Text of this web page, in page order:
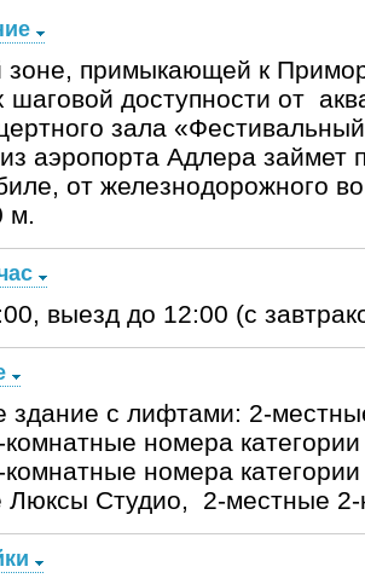
зоне, примыкающей к
шаговой доступности от
зала
аэропорта Адлера займет
от железнодорожного
м.
выезд до 12:00 (с
здание с лифтами: 2-
номера
номера
Люксы Студио, 2-местные